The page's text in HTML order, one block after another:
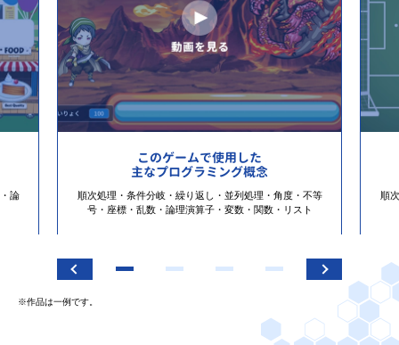
論
このゲームで使用した
主なプログラミング概念
順次処理・条件分岐・繰り返し・並列処理・角度・不等
号・座標・乱数・論理演算子・変数・関数・リスト
順
※作品は一例です。